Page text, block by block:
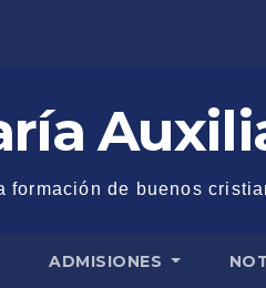
formación de buenos
ADMISIONES